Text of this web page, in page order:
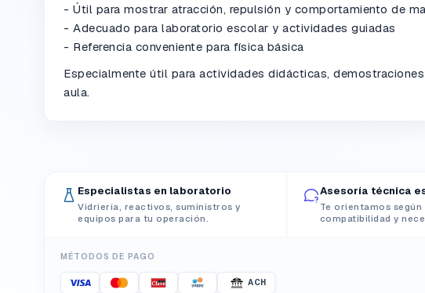
- Útil para mostrar atracción, repulsión y comportamiento de
- Adecuado para laboratorio escolar y actividades guiadas
- Referencia conveniente para física básica
Especialmente útil para actividades didácticas,
aula.
Especialistas en laboratorio
Vidriería, reactivos, suministros y
equipos para tu operación.
Asesoría técnica
Te orientamos según
compatibilidad y
MÉTODOS DE PAGO
ACH